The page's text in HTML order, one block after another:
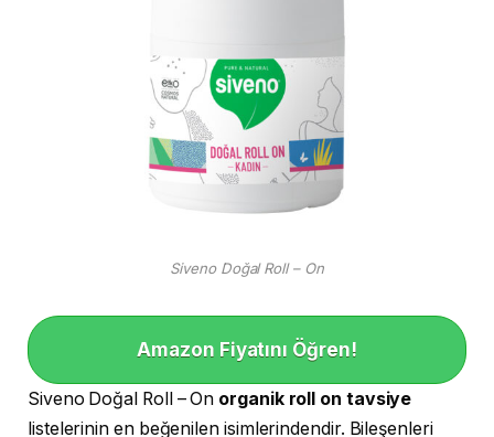
Siveno Doğal Roll – On
Amazon Fiyatını Öğren!
Siveno Doğal Roll – On organik roll on tavsiye
listelerinin en beğenilen isimlerindendir. Bileşenleri